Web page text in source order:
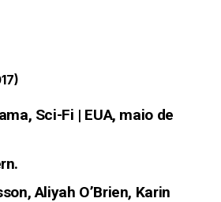
Sci-Fi | EUA, maio de
Aliyah O’Brien, Karin